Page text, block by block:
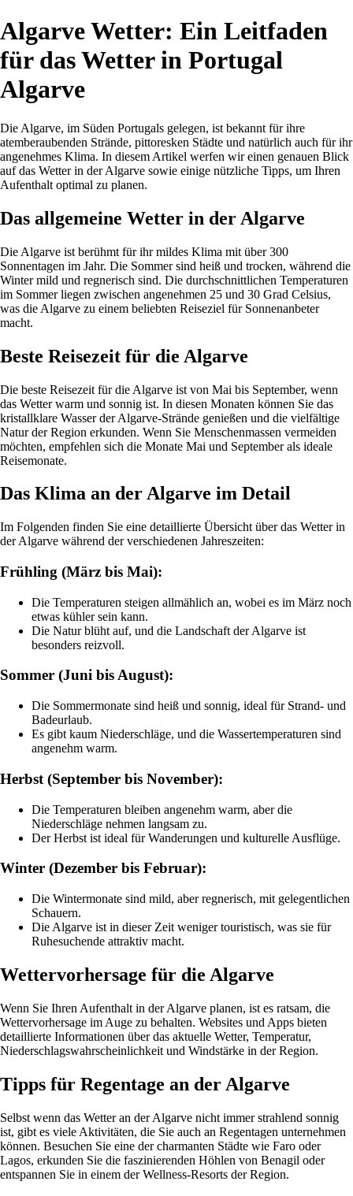
Algarve Wetter: Ein Leitfaden
für das Wetter in Portugal
Algarve
Die Algarve, im Süden Portugals gelegen, ist bekannt für ihre
atemberaubenden Strände, pittoresken Städte und natürlich auch für ihr
angenehmes Klima. In diesem Artikel werfen wir einen genauen Blick
auf das Wetter in der Algarve sowie einige nützliche Tipps, um Ihren
Aufenthalt optimal zu planen.
Das allgemeine Wetter in der Algarve
Die Algarve ist berühmt für ihr mildes Klima mit über 300
Sonnentagen im Jahr. Die Sommer sind heiß und trocken, während die
Winter mild und regnerisch sind. Die durchschnittlichen Temperaturen
im Sommer liegen zwischen angenehmen 25 und 30 Grad Celsius,
was die Algarve zu einem beliebten Reiseziel für Sonnenanbeter
macht.
Beste Reisezeit für die Algarve
Die beste Reisezeit für die Algarve ist von Mai bis September, wenn
das Wetter warm und sonnig ist. In diesen Monaten können Sie das
kristallklare Wasser der Algarve-Strände genießen und die vielfältige
Natur der Region erkunden. Wenn Sie Menschenmassen vermeiden
möchten, empfehlen sich die Monate Mai und September als ideale
Reisemonate.
Das Klima an der Algarve im Detail
Im Folgenden finden Sie eine detaillierte Übersicht über das Wetter in
der Algarve während der verschiedenen Jahreszeiten:
Frühling (März bis Mai):
Die Temperaturen steigen allmählich an, wobei es im März noch
etwas kühler sein kann.
Die Natur blüht auf, und die Landschaft der Algarve ist
besonders reizvoll.
Sommer (Juni bis August):
Die Sommermonate sind heiß und sonnig, ideal für Strand- und
Badeurlaub.
Es gibt kaum Niederschläge, und die Wassertemperaturen sind
angenehm warm.
Herbst (September bis November):
Die Temperaturen bleiben angenehm warm, aber die
Niederschläge nehmen langsam zu.
Der Herbst ist ideal für Wanderungen und kulturelle Ausflüge.
Winter (Dezember bis Februar):
Die Wintermonate sind mild, aber regnerisch, mit gelegentlichen
Schauern.
Die Algarve ist in dieser Zeit weniger touristisch, was sie für
Ruhesuchende attraktiv macht.
Wettervorhersage für die Algarve
Wenn Sie Ihren Aufenthalt in der Algarve planen, ist es ratsam, die
Wettervorhersage im Auge zu behalten. Websites und Apps bieten
detaillierte Informationen über das aktuelle Wetter, Temperatur,
Niederschlagswahrscheinlichkeit und Windstärke in der Region.
Tipps für Regentage an der Algarve
Selbst wenn das Wetter an der Algarve nicht immer strahlend sonnig
ist, gibt es viele Aktivitäten, die Sie auch an Regentagen unternehmen
können. Besuchen Sie eine der charmanten Städte wie Faro oder
Lagos, erkunden Sie die faszinierenden Höhlen von Benagil oder
entspannen Sie in einem der Wellness-Resorts der Region.